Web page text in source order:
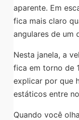
aparente. Em
fica mais claro
angulares de um
Nesta janela, a
fica em torno de
explicar por que
estáticos entre
Quando você